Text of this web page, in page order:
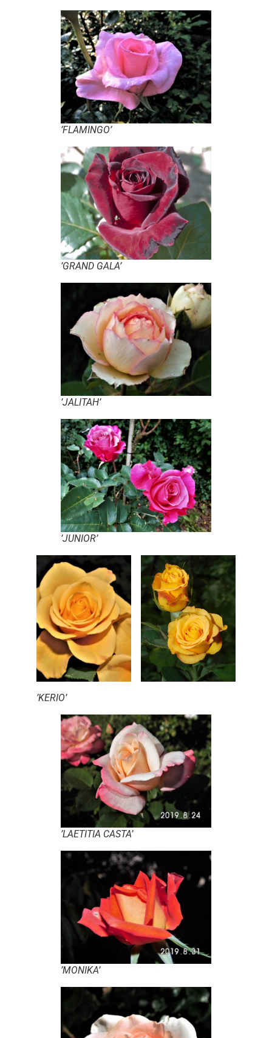
’FLAMINGO’
’GRAND GALA’
’JALITAH’
’JUNIOR’
’KERIO’
’LAETITIA CASTA’
’MONIKA’